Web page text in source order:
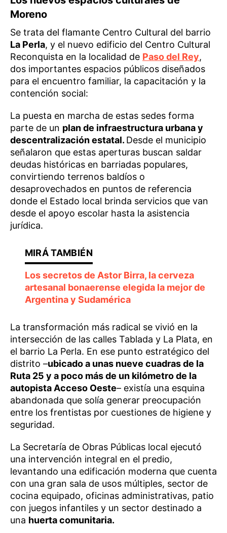
Moreno
Se trata del flamante Centro Cultural del barrio
La Perla, y el nuevo edificio del Centro Cultural
Reconquista en la localidad de Paso del Rey,
dos importantes espacios públicos diseñados
para el encuentro familiar, la capacitación y la
contención social:
La puesta en marcha de estas sedes forma
parte de un plan de infraestructura urbana y
descentralización estatal. Desde el municipio
señalaron que estas aperturas buscan saldar
deudas históricas en barriadas populares,
convirtiendo terrenos baldíos o
desaprovechados en puntos de referencia
donde el Estado local brinda servicios que van
desde el apoyo escolar hasta la asistencia
jurídica.
Los secretos de Astor Birra, la cerveza
artesanal bonaerense elegida la mejor de
Argentina y Sudamérica
La transformación más radical se vivió en la
intersección de las calles Tablada y La Plata, en
el barrio La Perla. En ese punto estratégico del
distrito –ubicado a unas nueve cuadras de la
Ruta 25 y a poco más de un kilómetro de la
autopista Acceso Oeste– existía una esquina
abandonada que solía generar preocupación
entre los frentistas por cuestiones de higiene y
seguridad.
La Secretaría de Obras Públicas local ejecutó
una intervención integral en el predio,
levantando una edificación moderna que cuenta
con una gran sala de usos múltiples, sector de
cocina equipado, oficinas administrativas, patio
con juegos infantiles y un sector destinado a
una huerta comunitaria.